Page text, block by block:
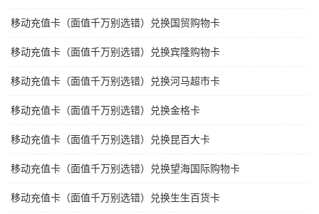
移动充值卡（面值千万别选错）兑换国贸购物卡
移动充值卡（面值千万别选错）兑换宾隆购物卡
移动充值卡（面值千万别选错）兑换河马超市卡
移动充值卡（面值千万别选错）兑换金格卡
移动充值卡（面值千万别选错）兑换昆百大卡
移动充值卡（面值千万别选错）兑换望海国际购物卡
移动充值卡（面值千万别选错）兑换生生百货卡